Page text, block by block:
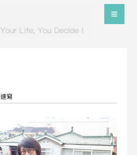
速寫